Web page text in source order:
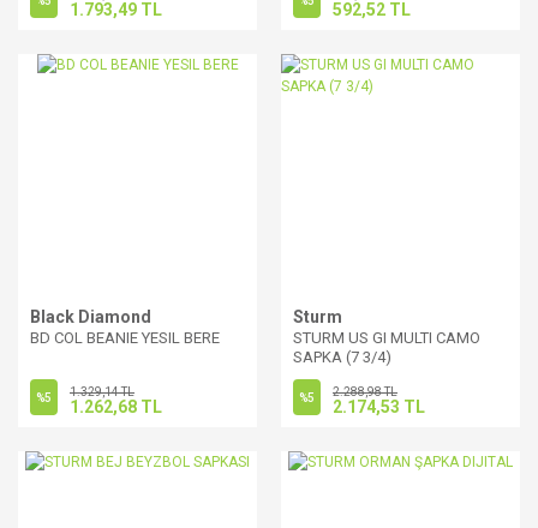
1.793,49 TL 592,52 TL
Black Diamond
BD COL BEANIE YESIL BERE
%5 1.329,14 TL
1.262,68 TL
Sturm
STURM US GI MULTI CAMO
SAPKA (7 3/4)
%5 2.288,98 TL
2.174,53 TL